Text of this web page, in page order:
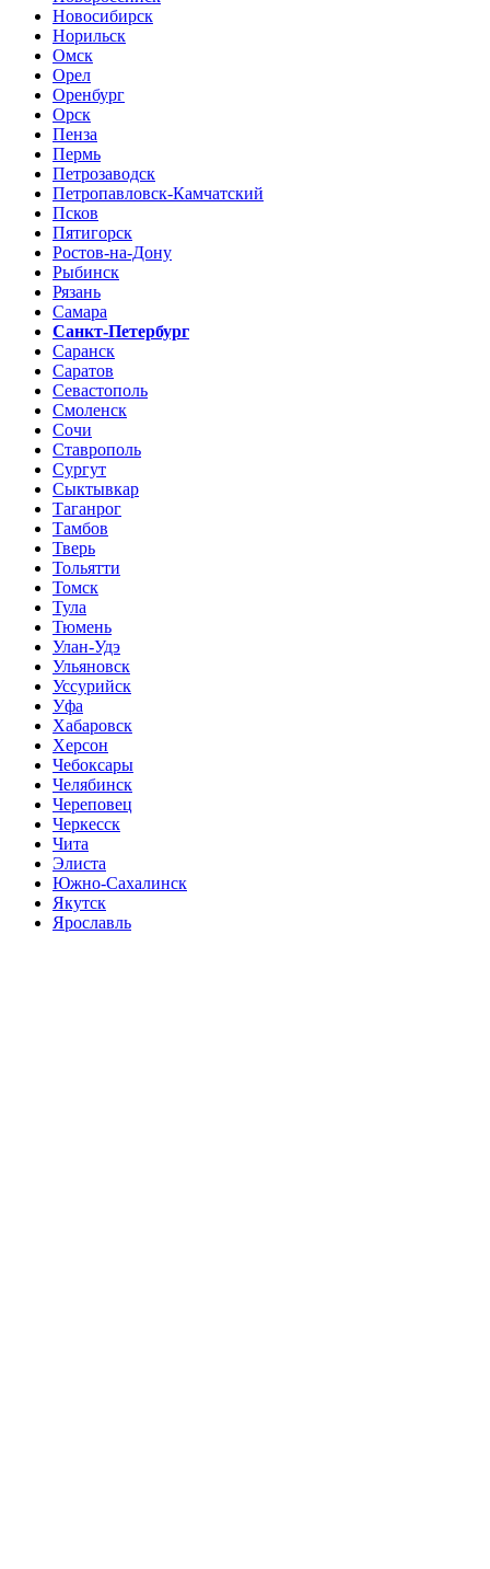
Новосибирск
Норильск
Омск
Орел
Оренбург
Орск
Пенза
Пермь
Петрозаводск
Петропавловск-Камчатский
Псков
Пятигорск
Ростов-на-Дону
Рыбинск
Рязань
Самара
Санкт-Петербург
Саранск
Саратов
Севастополь
Смоленск
Сочи
Ставрополь
Сургут
Сыктывкар
Таганрог
Тамбов
Тверь
Тольятти
Томск
Тула
Тюмень
Улан-Удэ
Ульяновск
Уссурийск
Уфа
Хабаровск
Херсон
Чебоксары
Челябинск
Череповец
Черкесск
Чита
Элиста
Южно-Сахалинск
Якутск
Ярославль